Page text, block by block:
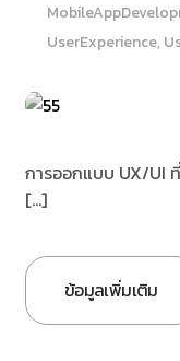
UserExperience,
การออกแบบ UX/UI
[…]
ข้อมูลเพิ่มเติม